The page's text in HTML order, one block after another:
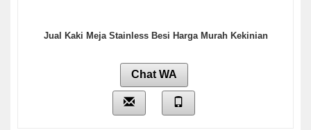
Jual Kaki Meja Stainless Besi Harga Murah Kekinian
Chat WA